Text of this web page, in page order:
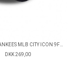
NEW YORK YANKEES MLB CITY ICON 9FORTY CAP
DKK 269,00